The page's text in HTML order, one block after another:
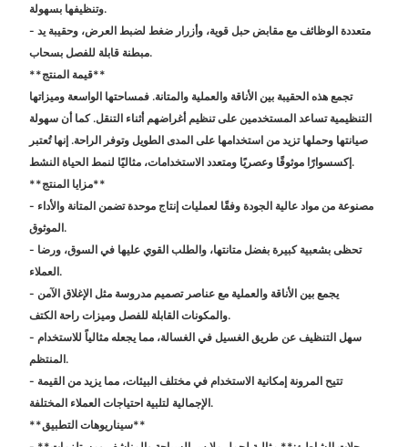
وتنظيفها بسهولة.
- متعددة الوظائف مع مقابض حبل قوية، وأزرار ضغط لضبط العرض، وحقيبة يد
مبطنة قابلة للفصل بسحاب.
**قيمة المنتج**
تجمع هذه الحقيبة بين الأناقة والعملية والمتانة. فمساحتها الواسعة وميزاتها
التنظيمية تساعد المستخدمين على تنظيم أغراضهم أثناء التنقل. كما أن سهولة
صيانتها وحملها تزيد من استخدامها على المدى الطويل وتوفر الراحة. إنها تُعتبر
إكسسوارًا موثوقًا وعصريًا ومتعدد الاستخدامات، مثاليًا لنمط الحياة النشط.
**مزايا المنتج**
- مصنوعة من مواد عالية الجودة وفقًا لعمليات إنتاج موحدة تضمن المتانة والأداء
الموثوق.
- تحظى بشعبية كبيرة بفضل متانتها، والطلب القوي عليها في السوق، ورضا
العملاء.
- يجمع بين الأناقة والعملية مع عناصر تصميم مدروسة مثل الإغلاق الآمن
والمكونات القابلة للفصل وميزات راحة الكتف.
- سهل التنظيف عن طريق الغسيل في الغسالة، مما يجعله مثالياً للاستخدام
المنتظم.
- تتيح المرونة إمكانية الاستخدام في مختلف البيئات، مما يزيد من القيمة
الإجمالية لتلبية احتياجات العملاء المختلفة.
**سيناريوهات التطبيق**